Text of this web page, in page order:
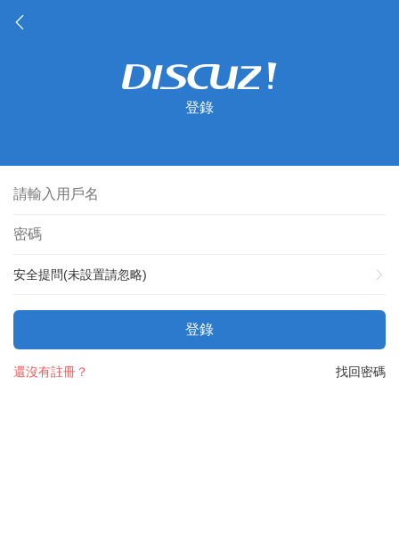
登錄
安全提問(未設置請忽略)
登錄
找回密碼
還沒有註冊？